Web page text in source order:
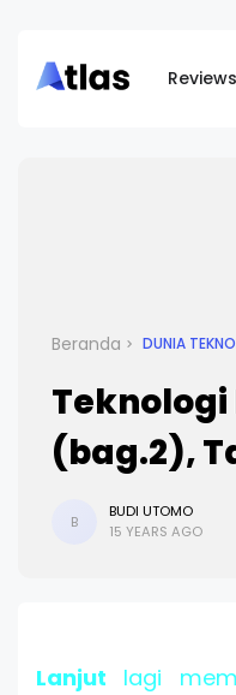
Reviews
Beranda DUNIA
(bag.2),
B
BUDI UTOMO
15 YEARS AGO
Lanjut lagi